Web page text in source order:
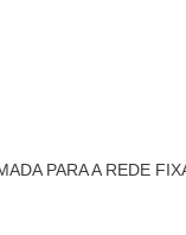
PARA A REDE